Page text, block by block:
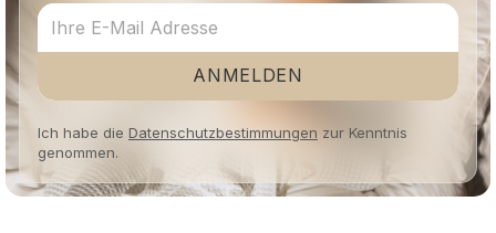
ANMELDEN
Ich habe die Datenschutzbestimmungen zur Kenntnis
genommen.